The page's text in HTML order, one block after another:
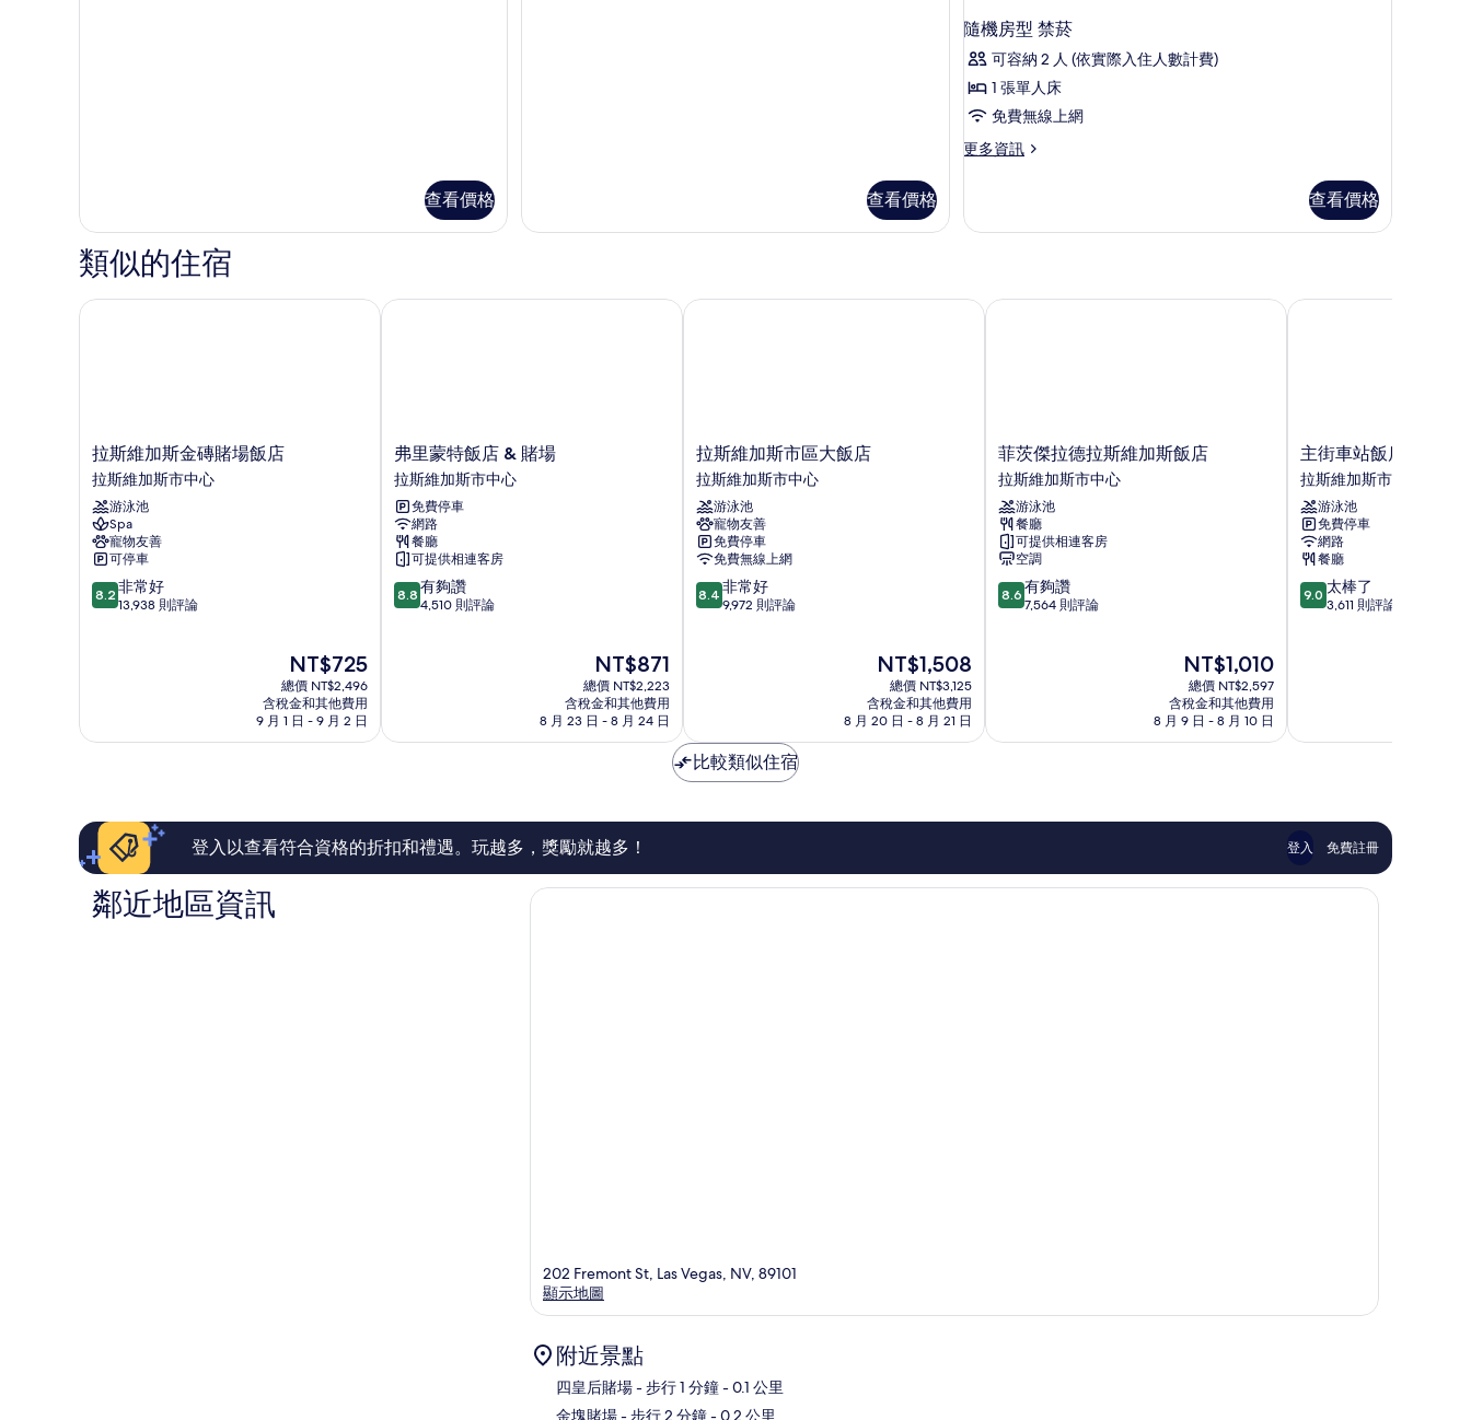
查看價格 查看價格
隨機房型 禁菸
可容納 2 人 (依實際入住人數計費)
1 張單人床
免費無線上網
更多資訊
更
房
的
查看價格
類似的住宿
拉
斯
維
加
斯
金
磚
賭
場
斯
拉斯維加斯金磚賭場飯店
拉斯維加斯市中心
游泳池
Spa
寵物友善
可停車
8.2
分，
好，
論
8.2 非常好
13,938 則評論
現
在
價
格
為
NT$725
總價 NT$2,496
含稅金和其他費用
9 月 1 日 - 9 月 2 日
拉斯維加斯金磚賭場飯店
弗
里
蒙
特
飯
店
&
賭
場
中
弗里蒙特飯店 & 賭場
拉斯維加斯市中心
免費停車
網路
餐廳
可提供相連客房
8.8
分，
讚，
論
8.8 有夠讚
4,510 則評論
現
在
價
格
為
NT$871
總價 NT$2,223
含稅金和其他費用
8 月 23 日 - 8 月 24 日
弗里蒙特飯店 & 賭場
拉
斯
維
加
斯
市
區
大
飯
市
中
心
拉斯維加斯市區大飯店
拉斯維加斯市中心
游泳池
寵物友善
免費停車
免費無線上網
8.4
分，
好，
9,972
則
論
8.4 非常好
9,972 則評論
現
在
價
格
為
NT$1,508
總價 NT$3,125
含稅金和其他費用
8 月 20 日 - 8 月 21 日
拉斯維加斯市區大飯店
菲
茨
傑
拉
德
拉
斯
維
加
加
心
菲茨傑拉德拉斯維加斯飯店
拉斯維加斯市中心
游泳池
餐廳
可提供相連客房
空調
8.6
分，
讚，
論
8.6 有夠讚
7,564 則評論
現
在
價
格
為
NT$1,010
總價 NT$2,597
含稅金和其他費用
8 月 9 日 - 8 月 10 日
菲茨傑拉德拉斯維加斯飯店
主
街
車
站
飯
店
拉
斯
維
主街車站飯店
拉斯維加斯市中心
游泳池
免費停車
網路
餐廳
9.0
分，
了，
論
9.0 太棒了
3,611 則評論
主街車站飯店
比較類似住宿
登入以查看符合資格的折扣和禮遇。玩越多，獎勵就越多！ 登入 免費註冊
鄰近地區資訊
202 Fremont St, Las Vegas, NV, 89101
顯示地圖
附近景點
四皇后賭場- 步行 1 分鐘- 0.1 公里
金塊賭場- 步行 2 分鐘- 0.2 公里